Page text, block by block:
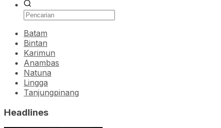
Batam
Bintan
Karimun
Anambas
Natuna
Lingga
Tanjungpinang
Headlines